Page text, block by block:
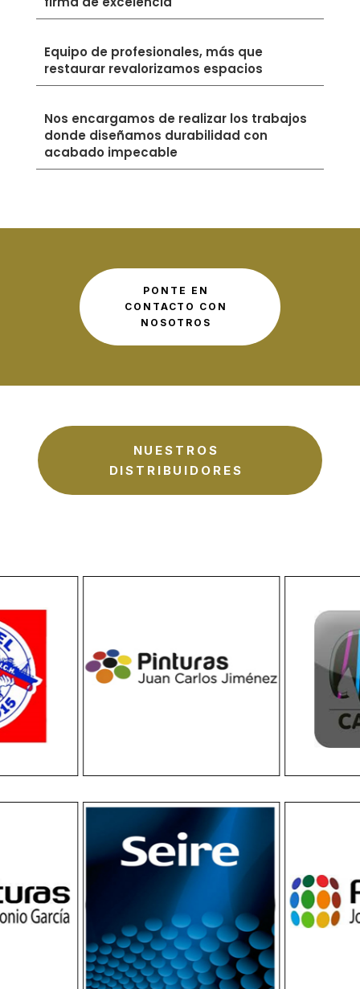
Equipo de profesionales, más que
restaurar revalorizamos espacios
Nos encargamos de realizar los trabajos
donde diseñamos durabilidad con
acabado impecable
PONTE EN
CONTACTO CON
NOSOTROS
NUESTROS
DISTRIBUIDORES